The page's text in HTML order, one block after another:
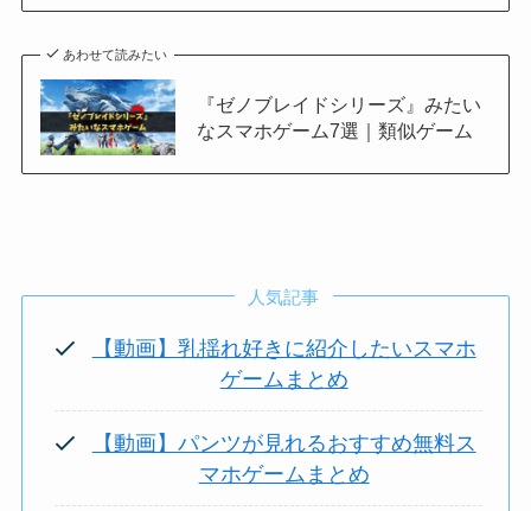
あわせて読みたい
『ゼノブレイドシリーズ』みたい
なスマホゲーム7選｜類似ゲーム
人気記事
【動画】乳揺れ好きに紹介したいスマホ
ゲームまとめ
【動画】パンツが見れるおすすめ無料ス
マホゲームまとめ